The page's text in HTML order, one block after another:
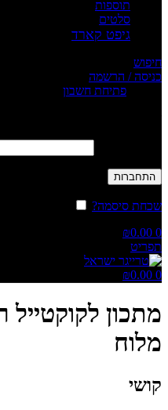
תוספות
סלטים
גיפט קארד
חיפוש
כניסה / הרשמה
פתיחת חשבון
התחברות
שכחת סיסמה?
0
₪0.00
תפריט
0
₪0.00
מתכון
מלוח
קושי